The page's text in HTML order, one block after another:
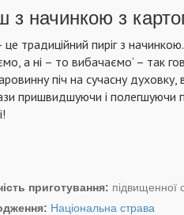
з начинкою з
традиційний пиріг з
а ні – то вибачаємо’ – так
піч на сучасну
пришвидшуючи і полегшуючи
приготування: підвищенної
Національна страва